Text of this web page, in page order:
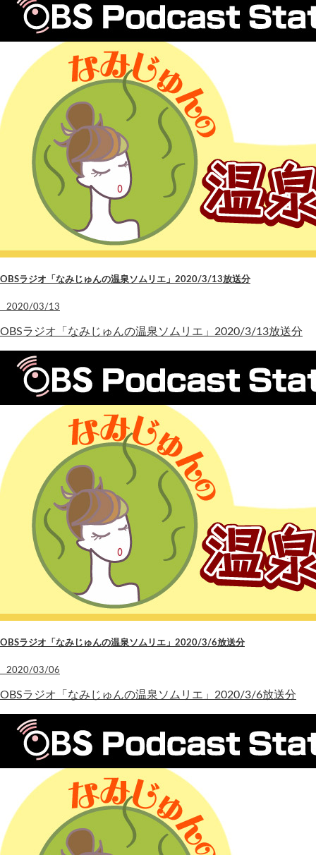
OBSラジオ「なみじゅんの温泉ソムリエ」2020/3/13放送分
2020/03/13
OBSラジオ「なみじゅんの温泉ソムリエ」2020/3/13放送分
OBSラジオ「なみじゅんの温泉ソムリエ」2020/3/6放送分
2020/03/06
OBSラジオ「なみじゅんの温泉ソムリエ」2020/3/6放送分